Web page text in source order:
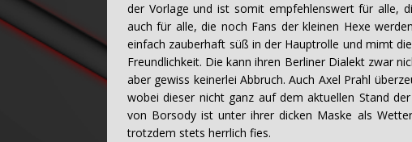
der Vorlage und ist somit empfehlenswert für alle,
auch für alle, die noch Fans der kleinen Hexe
einfach zauberhaft süß in der Hauptrolle und mimt
Freundlichkeit. Die kann ihren Berliner Dialekt zwar
aber gewiss keinerlei Abbruch. Auch Axel Prahl
wobei dieser nicht ganz auf dem aktuellen Stand
von Borsody ist unter ihrer dicken Maske als
trotzdem stets herrlich fies.